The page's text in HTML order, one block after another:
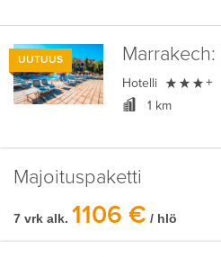
UUTUUS Marrakech:
Hotelli  +
1 km
Majoituspaketti
7 vrk alk. 1106 € / hlö